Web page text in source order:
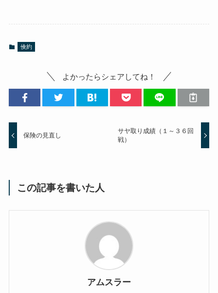
倹約
よかったらシェアしてね！
保険の見直し
サヤ取り成績（１～３６回
戦）
この記事を書いた人
アムスラー